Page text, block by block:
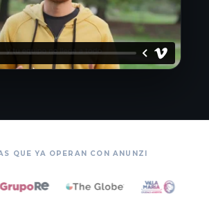
QUE YA OPERAN CON ANUNZI